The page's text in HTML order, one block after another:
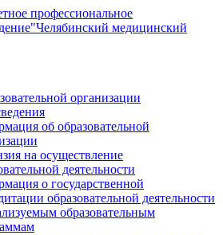
профессиональное
"Челябинский медицинский
организации
об образовательной
на осуществление
деятельности
о государственной
образовательной деятельности
образовательным